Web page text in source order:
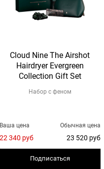
Cloud Nine The Airshot
Hairdryer Evergreen
Collection Gift Set
Набор с феном
Обычная цена
23 520 руб
Ваша цена
22 340 руб
Подписаться